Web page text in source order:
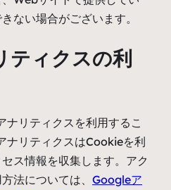
ない場合がございます。
ティクスの利
リティクスを利用するこ
ナリティクスはCookieを利
ス情報を収集します。アク
法については、 Googleア